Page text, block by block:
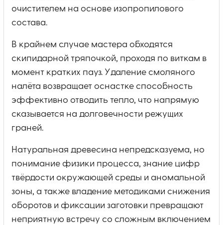
очистителем на основе изопропилового
состава.
В крайнем случае мастера обходятся
скипидарной тряпочкой, проходя по виткам в
момент кратких пауз. Удаление смоляного
налёта возвращает оснастке способность
эффективно отводить тепло, что напрямую
сказывается на долговечности режущих
граней.
Натуральная древесина непредсказуема, но
понимание физики процесса, знание цифр
твёрдости окружающей среды и аномальной
зоны, а также владение методиками снижения
оборотов и фиксации заготовки превращают
неприятную встречу со сложным включением